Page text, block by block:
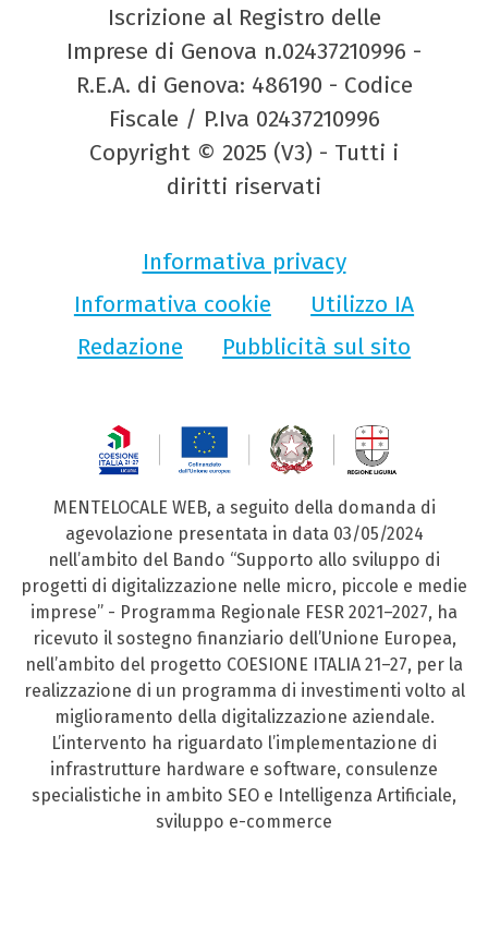
Iscrizione al Registro delle
Imprese di Genova n.02437210996 -
R.E.A. di Genova: 486190 - Codice
Fiscale / P.Iva 02437210996
Copyright © 2025 (V3) - Tutti i
diritti riservati
Informativa privacy
Informativa cookie
Utilizzo IA
Redazione
Pubblicità sul sito
MENTELOCALE WEB, a seguito della domanda di
agevolazione presentata in data 03/05/2024
nell’ambito del Bando “Supporto allo sviluppo di
progetti di digitalizzazione nelle micro, piccole e medie
imprese” - Programma Regionale FESR 2021–2027, ha
ricevuto il sostegno finanziario dell’Unione Europea,
nell’ambito del progetto COESIONE ITALIA 21–27, per la
realizzazione di un programma di investimenti volto al
miglioramento della digitalizzazione aziendale.
L’intervento ha riguardato l’implementazione di
infrastrutture hardware e software, consulenze
specialistiche in ambito SEO e Intelligenza Artificiale,
sviluppo e-commerce